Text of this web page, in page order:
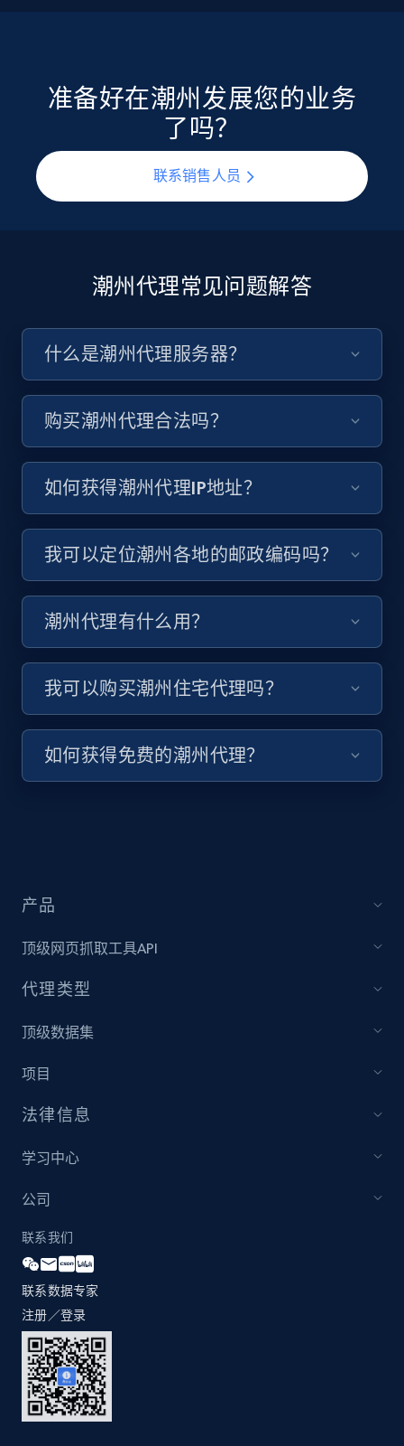
准备好在潮州发展您的业务
了吗？
联系销售人员
潮州代理常见问题解答
什么是潮州代理服务器？
购买潮州代理合法吗？
如何获得潮州代理IP地址？
我可以定位潮州各地的邮政编码吗？
潮州代理有什么用？
我可以购买潮州住宅代理吗？
如何获得免费的潮州代理？
产品
顶级网页抓取工具API
代理类型
顶级数据集
项目
法律信息
学习中心
公司
联系我们
联系数据专家
注册／登录